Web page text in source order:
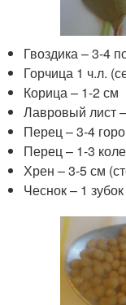
Гвоздика – 3-4
Горчица 1 ч.л.
Корица – 1-2 см
Лавровый лист
Перец – 3-4
Перец – 1-3
Хрен – 3-5 см
Чеснок – 1 зубок